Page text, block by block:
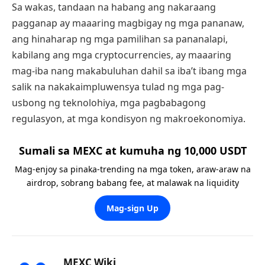
Sa wakas, tandaan na habang ang nakaraang
pagganap ay maaaring magbigay ng mga pananaw,
ang hinaharap ng mga pamilihan sa pananalapi,
kabilang ang mga cryptocurrencies, ay maaaring
mag-iba nang makabuluhan dahil sa iba’t ibang mga
salik na nakakaimpluwensya tulad ng mga pag-
usbong ng teknolohiya, mga pagbabagong
regulasyon, at mga kondisyon ng makroekonomiya.
Sumali sa MEXC at kumuha ng 10,000 USDT
Mag-enjoy sa pinaka-trending na mga token, araw-araw na
airdrop, sobrang babang fee, at malawak na liquidity
Mag-sign Up